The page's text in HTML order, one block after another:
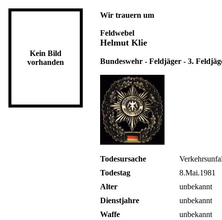
Kein Bild
vorhanden
Wir trauern um
Feldwebel
Helmut Klie
Bundeswehr - Feldjäger - 3.
Todesursache
Todestag
8.Mai.1981
Alter
unbekannt
Dienstjahre
unbekannt
Waffe
unbekannt